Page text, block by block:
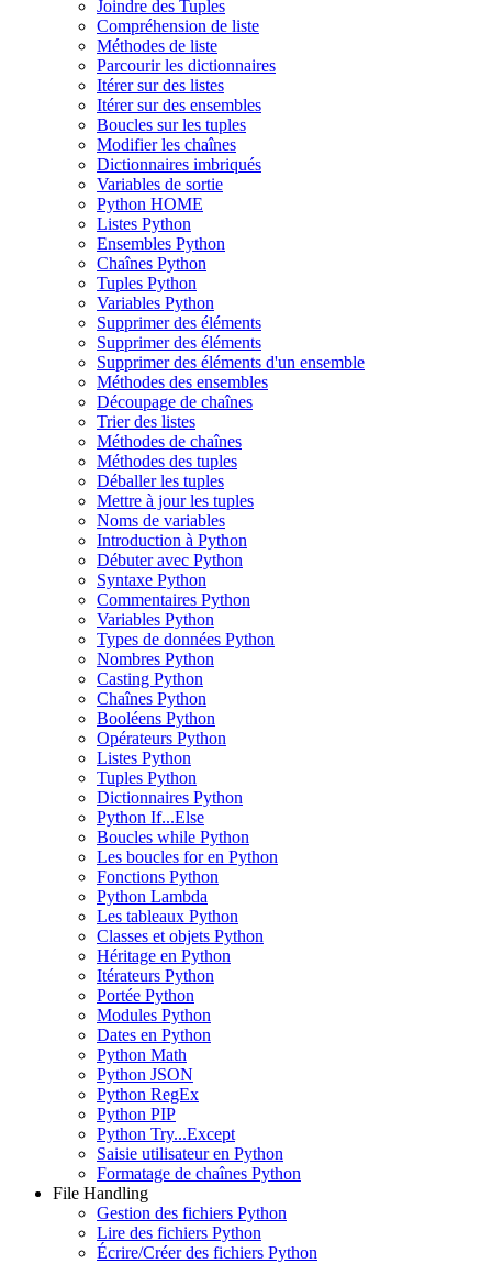
Joindre des Tuples
Compréhension de liste
Méthodes de liste
Parcourir les dictionnaires
Itérer sur des listes
Itérer sur des ensembles
Boucles sur les tuples
Modifier les chaînes
Dictionnaires imbriqués
Variables de sortie
Python HOME
Listes Python
Ensembles Python
Chaînes Python
Tuples Python
Variables Python
Supprimer des éléments
Supprimer des éléments
Supprimer des éléments d'un ensemble
Méthodes des ensembles
Découpage de chaînes
Trier des listes
Méthodes de chaînes
Méthodes des tuples
Déballer les tuples
Mettre à jour les tuples
Noms de variables
Introduction à Python
Débuter avec Python
Syntaxe Python
Commentaires Python
Variables Python
Types de données Python
Nombres Python
Casting Python
Chaînes Python
Booléens Python
Opérateurs Python
Listes Python
Tuples Python
Dictionnaires Python
Python If...Else
Boucles while Python
Les boucles for en Python
Fonctions Python
Python Lambda
Les tableaux Python
Classes et objets Python
Héritage en Python
Itérateurs Python
Portée Python
Modules Python
Dates en Python
Python Math
Python JSON
Python RegEx
Python PIP
Python Try...Except
Saisie utilisateur en Python
Formatage de chaînes Python
File Handling
Gestion des fichiers Python
Lire des fichiers Python
Écrire/Créer des fichiers Python